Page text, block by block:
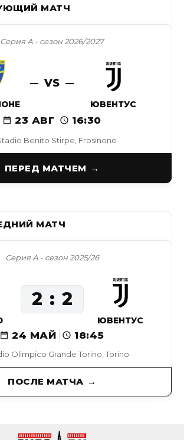
Benito Stirpe, Frosinone
Серия А - сезон 2026/2027
VS
ЮВЕНТУС
23 АВГ 16:30
ПЕРЕД МАТЧЕМ
Olimpico Grande Torino, Torino
Серия А - сезон 2025/26
24 МАЙ 18:45
2 2
ЮВЕНТУС
ПОСЛЕ МАТЧА